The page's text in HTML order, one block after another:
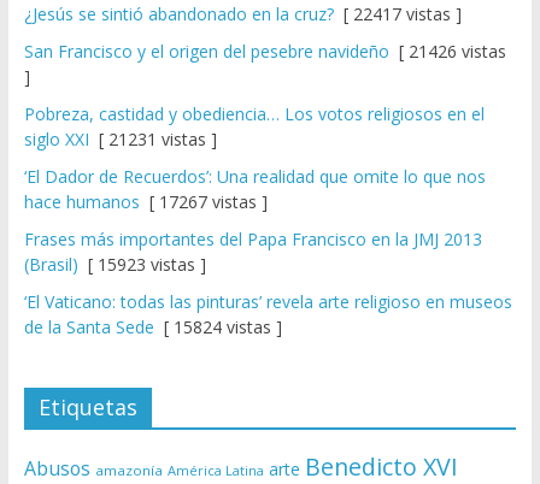
¿Jesús se sintió abandonado en la cruz?[ 22417 vistas ]
San Francisco y el origen del pesebre navideño [ 21426 vistas
]
Pobreza, castidad y obediencia… Los votos religiosos en el
siglo XXI [ 21231 vistas ]
‘El Dador de Recuerdos’: Una realidad que omite lo que nos
hace humanos [ 17267 vistas ]
Frases más importantes del Papa Francisco en la JMJ 2013
(Brasil) [ 15923 vistas ]
‘El Vaticano: todas las pinturas’ revela arte religioso en museos
de la Santa Sede [ 15824 vistas ]
Etiquetas
Abusos amazonía América Latina arte Benedicto XVI